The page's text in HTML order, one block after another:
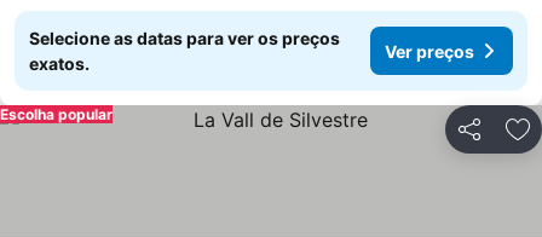
Selecione as datas para ver os preços
exatos.
Ver preços
Partilhar
Escolha popular